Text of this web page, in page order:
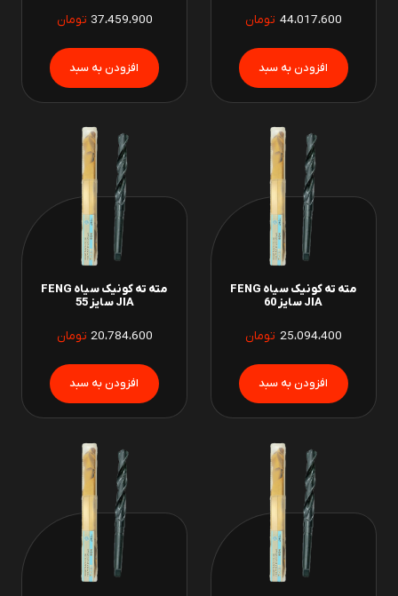
44،017،600 تومان 37،459،900 تومان
مته ته کونیک سیاه FENG
JIA سایز 60
25،094،400 تومان
مته ته کونیک سیاه FENG
JIA سایز 55
20،784،600 تومان